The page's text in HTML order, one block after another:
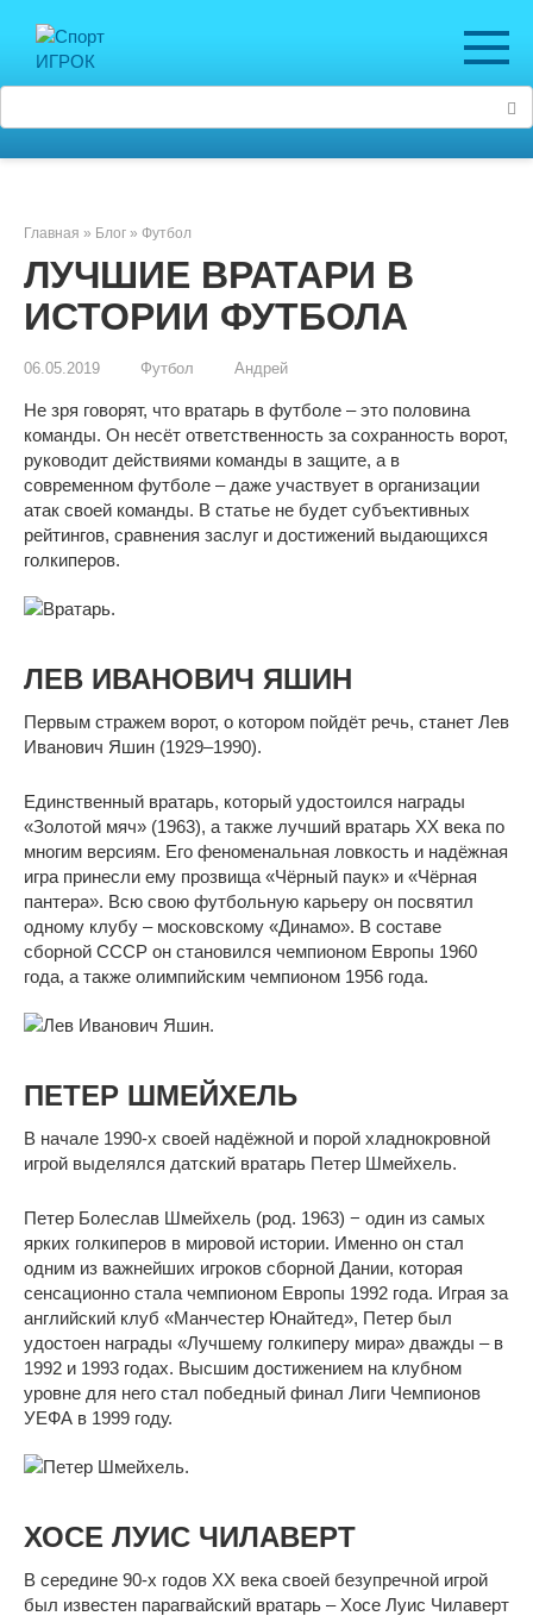
контенту
Главная » Блог » Футбол
ЛУЧШИЕ ВРАТАРИ В
ИСТОРИИ ФУТБОЛА
06.05.2019 Футбол Андрей
Не зря говорят, что вратарь в футболе – это половина
команды. Он несёт ответственность за сохранность ворот,
руководит действиями команды в защите, а в
современном футболе – даже участвует в организации
атак своей команды. В статье не будет субъективных
рейтингов, сравнения заслуг и достижений выдающихся
голкиперов.
ЛЕВ ИВАНОВИЧ ЯШИН
Первым стражем ворот, о котором пойдёт речь, станет Лев
Иванович Яшин (1929–1990).
Единственный вратарь, который удостоился награды
«Золотой мяч» (1963), а также лучший вратарь ХХ века по
многим версиям. Его феноменальная ловкость и надёжная
игра принесли ему прозвища «Чёрный паук» и «Чёрная
пантера». Всю свою футбольную карьеру он посвятил
одному клубу – московскому «Динамо». В составе
сборной СССР он становился чемпионом Европы 1960
года, а также олимпийским чемпионом 1956 года.
ПЕТЕР ШМЕЙХЕЛЬ
В начале 1990-х своей надёжной и порой хладнокровной
игрой выделялся датский вратарь Петер Шмейхель.
Петер Болеслав Шмейхель (род. 1963) − один из самых
ярких голкиперов в мировой истории. Именно он стал
одним из важнейших игроков сборной Дании, которая
сенсационно стала чемпионом Европы 1992 года. Играя за
английский клуб «Манчестер Юнайтед», Петер был
удостоен награды «Лучшему голкиперу мира» дважды – в
1992 и 1993 годах. Высшим достижением на клубном
уровне для него стал победный финал Лиги Чемпионов
УЕФА в 1999 году.
ХОСЕ ЛУИС ЧИЛАВЕРТ
В середине 90-х годов ХХ века своей безупречной игрой
был известен парагвайский вратарь – Хосе Луис Чилаверт